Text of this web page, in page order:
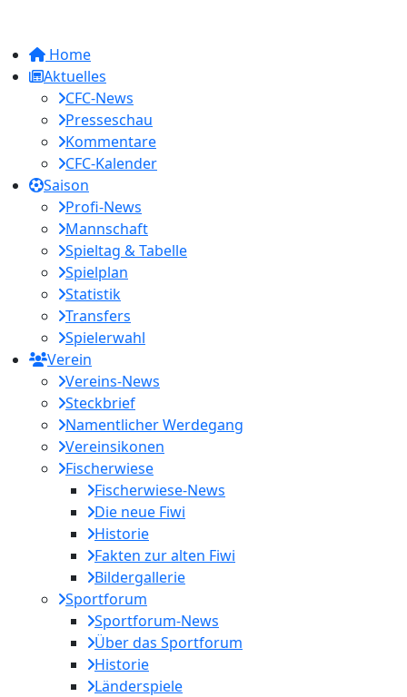
Home
Aktuelles
CFC-News
Presseschau
Kommentare
CFC-Kalender
Saison
Profi-News
Mannschaft
Spieltag & Tabelle
Spielplan
Statistik
Transfers
Spielerwahl
Verein
Vereins-News
Steckbrief
Namentlicher Werdegang
Vereinsikonen
Fischerwiese
Fischerwiese-News
Die neue Fiwi
Historie
Fakten zur alten Fiwi
Bildergallerie
Sportforum
Sportforum-News
Über das Sportforum
Historie
Länderspiele